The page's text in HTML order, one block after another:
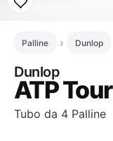
Palline Dunlop
Dunlop
ATP Tour
Tubo da 4 Palline